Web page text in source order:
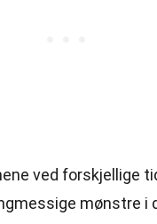
ved forskjellige
mønstre i